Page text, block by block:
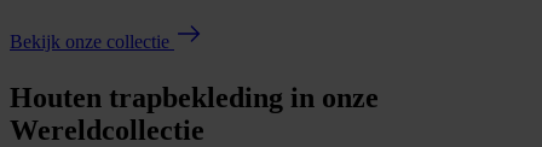
Bekijk onze collectie
Houten trapbekleding in onze
Wereldcollectie